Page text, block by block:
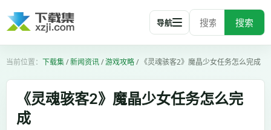
搜索
导航
下载集/新闻资讯/游戏攻略/ 《灵魂骇客2》魔晶少女任务怎么完成
《灵魂骇客2》魔晶少女任务怎么完
成